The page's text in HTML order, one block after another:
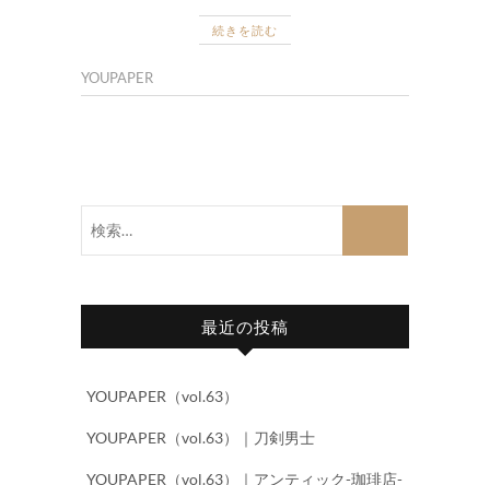
続きを読む
YOUPAPER
最近の投稿
YOUPAPER（vol.63）
YOUPAPER（vol.63）｜刀剣男士
YOUPAPER（vol.63）｜アンティック-珈琲店-